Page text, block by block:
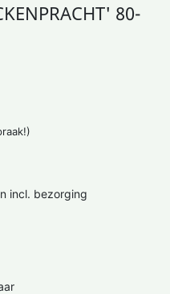
80-
incl. bezorging